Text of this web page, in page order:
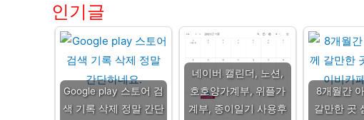
인기글
Google play 스토어 검
색 기록 삭제 정말 간단
네이버 캘린더, 노션,
호호양가계부, 위플가
계부, 종이일기 사용후
8개월간
갈만한 곳